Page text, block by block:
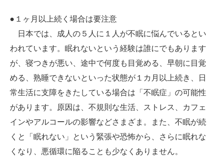
●１ヶ月以上続く場合は要注意
日本では、成人の５人に１人が不眠に悩んでいるとい
われています。眠れないという経験は誰にでもあります
が、寝つきが悪い、途中で何度も目覚める、早朝に目覚
める、熟睡できないといった状態が１カ月以上続き、日
常生活に支障をきたしている場合は「不眠症」の可能性
があります。原因は、不規則な生活、ストレス、カフェ
インやアルコールの影響などさまざま。また、不眠が続
くと「眠れない」という緊張や恐怖から、さらに眠れな
くなり、悪循環に陥ることも少なくありません。